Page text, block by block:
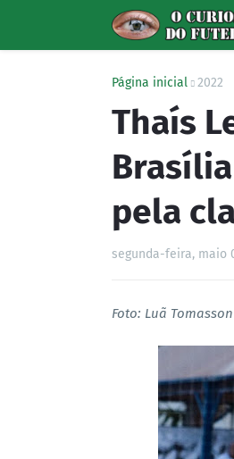
Página inicial 2022
Thaís
pela
segunda-feira, maio
Foto: Luã Tomasson